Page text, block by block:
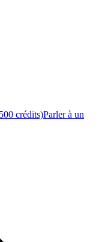
crédits)Parler à un